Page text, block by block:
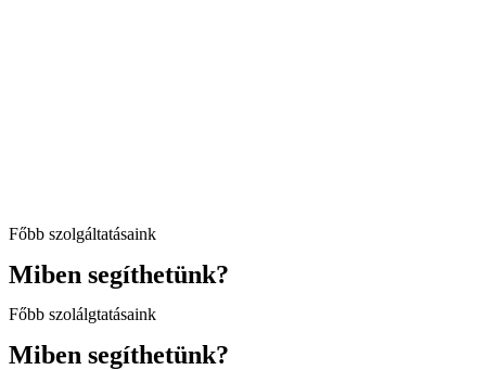
Főbb szolgáltatásaink
Miben segíthetünk?
Főbb szolálgtatásaink
Miben segíthetünk?